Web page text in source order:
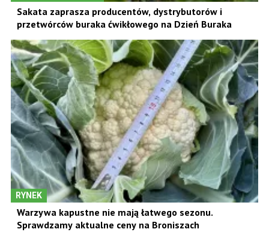
Sakata zaprasza producentów, dystrybutorów i
przetwórców buraka ćwikłowego na Dzień Buraka
RYNEK
Warzywa kapustne nie mają łatwego sezonu.
Sprawdzamy aktualne ceny na Broniszach